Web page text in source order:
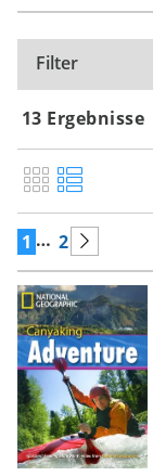
Filter
13 Ergebnisse
1 … 2